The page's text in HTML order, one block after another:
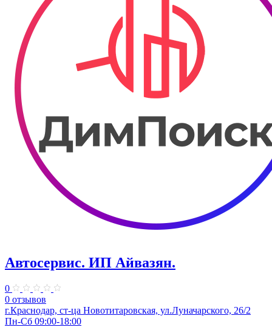
Автосервис. ИП Айвазян.
0
0 отзывов
г.Краснодар, ст-ца Новотитаровская, ул.Луначарского, 26/2
Пн-Сб 09:00-18:00